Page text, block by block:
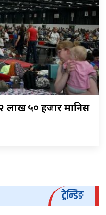
लाख ५० हजार मानिस
ट्रेन्डिङ